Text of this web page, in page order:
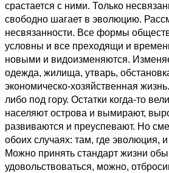
срастается с ними. Только
свободно шагает в эволюцию.
несвязанности. Все формы
условны и все преходящи и
новыми и видоизменяются.
одежда, жилища, утварь,
экономическо-хозяйственная
либо под гору. Остатки когда-то
населяют острова и вымирают,
развиваются и преуспевают. Но
обоих случаях: там, где эволюция,
Можно принять стандарт жизни
удовольствоваться, можно,